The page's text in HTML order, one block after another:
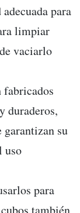
para
limpiar
vaciarlo
fabricados
duraderos,
su
uso
para
también